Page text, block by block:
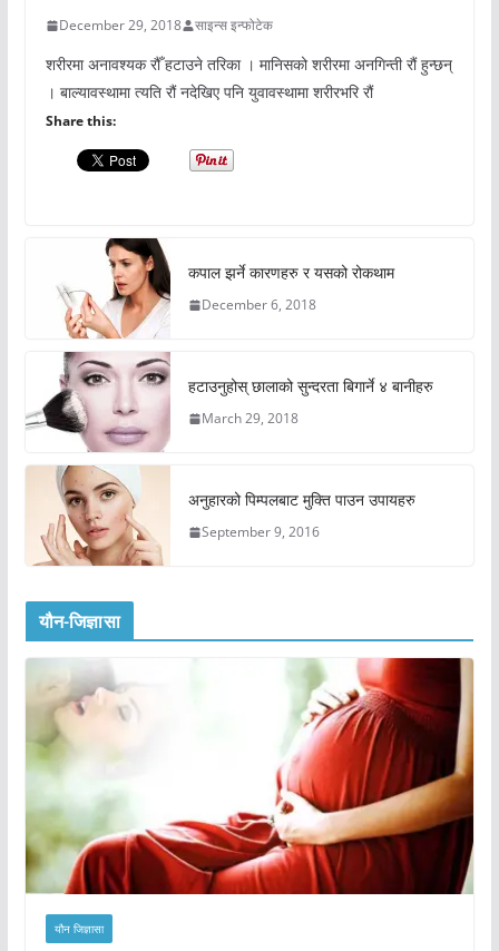
December 29, 2018 साइन्स इन्फोटेक
शरीरमा अनावश्यक रौँ हटाउने तरिका । मानिसको शरीरमा अनगिन्ती रौं हुन्छन्
। बाल्यावस्थामा त्यति रौं नदेखिए पनि युवावस्थामा शरीरभरि रौं
Share this:
कपाल झर्ने कारणहरु र यसको रोकथाम
December 6, 2018
हटाउनुहोस् छालाको सुन्दरता बिगार्ने ४ बानीहरु
March 29, 2018
अनुहारको पिम्पलबाट मुक्ति पाउन उपायहरु
September 9, 2016
यौन-जिज्ञासा
यौन जिज्ञासा